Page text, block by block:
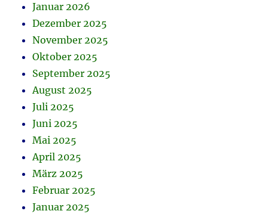
Januar 2026
Dezember 2025
November 2025
Oktober 2025
September 2025
August 2025
Juli 2025
Juni 2025
Mai 2025
April 2025
März 2025
Februar 2025
Januar 2025